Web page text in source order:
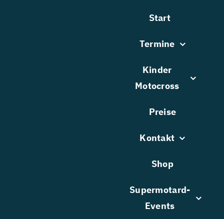
Start
Termine
Kinder
Motocross
Preise
Kontakt
Shop
Supermotard-
Events